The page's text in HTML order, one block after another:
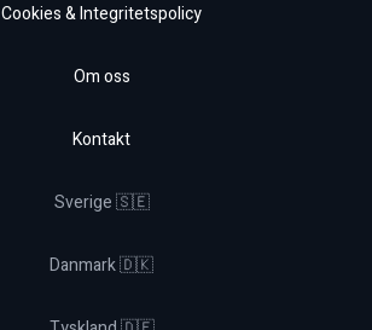
Cookies & Integritetspolicy
Om oss
Kontakt
Sverige 🇸🇪
Danmark 🇩🇰